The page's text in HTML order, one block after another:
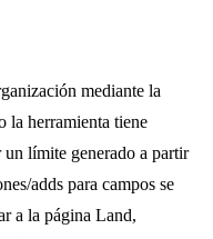
mediante la
la herramienta tiene
un límite generado a partir
adds para campos se
a la página Land,